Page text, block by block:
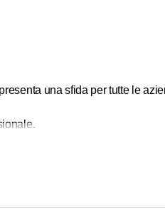
una sfida per tutte le